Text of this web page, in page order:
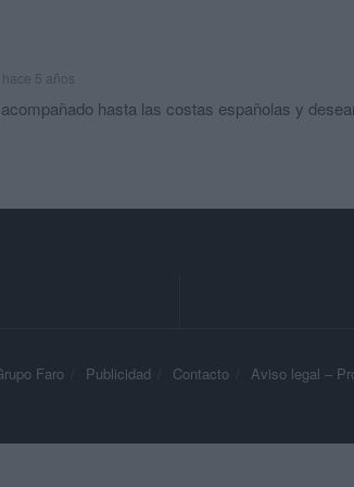
hace 5 años
hasta las costas españolas y
Faro Publicidad Contacto Aviso legal –